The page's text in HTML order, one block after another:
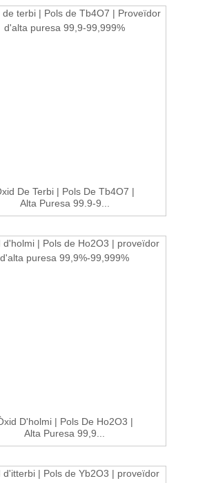
De Terbi | Pols De Tb4O7 |
Alta Puresa 99.9-9...
D'holmi | Pols De Ho2O3 |
Alta Puresa 99,9...